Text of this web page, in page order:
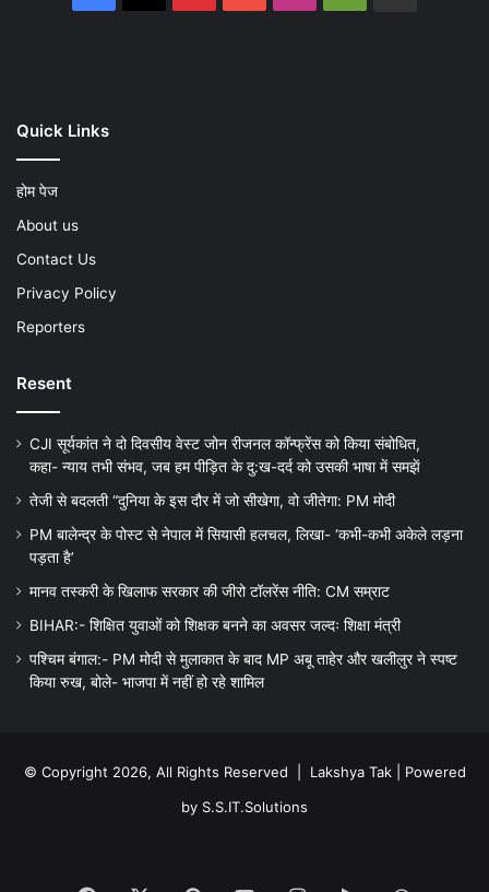
Quick Links
होम पेज
About us
Contact Us
Privacy Policy
Reporters
Resent
CJI सूर्यकांत ने दो दिवसीय वेस्ट जोन रीजनल कॉन्फ्रेंस को किया संबोधित,
कहा- न्याय तभी संभव, जब हम पीड़ित के दु:ख-दर्द को उसकी भाषा में समझें
तेजी से बदलती “दुनिया के इस दौर में जो सीखेगा, वो जीतेगा: PM मोदी
PM बालेन्द्र के पोस्ट से नेपाल में सियासी हलचल, लिखा- ‘कभी-कभी अकेले लड़ना
पड़ता है’
मानव तस्करी के खिलाफ सरकार की जीरो टॉलरेंस नीति: CM सम्राट
BIHAR:- शिक्षित युवाओं को शिक्षक बनने का अवसर जल्दः शिक्षा मंत्री
पश्चिम बंगाल:- PM मोदी से मुलाकात के बाद MP अबू ताहेर और खलीलुर ने स्पष्ट
किया रुख, बोले- भाजपा में नहीं हो रहे शामिल
© Copyright 2026, All Rights Reserved | Lakshya Tak| Powered
by S.S.IT.Solutions